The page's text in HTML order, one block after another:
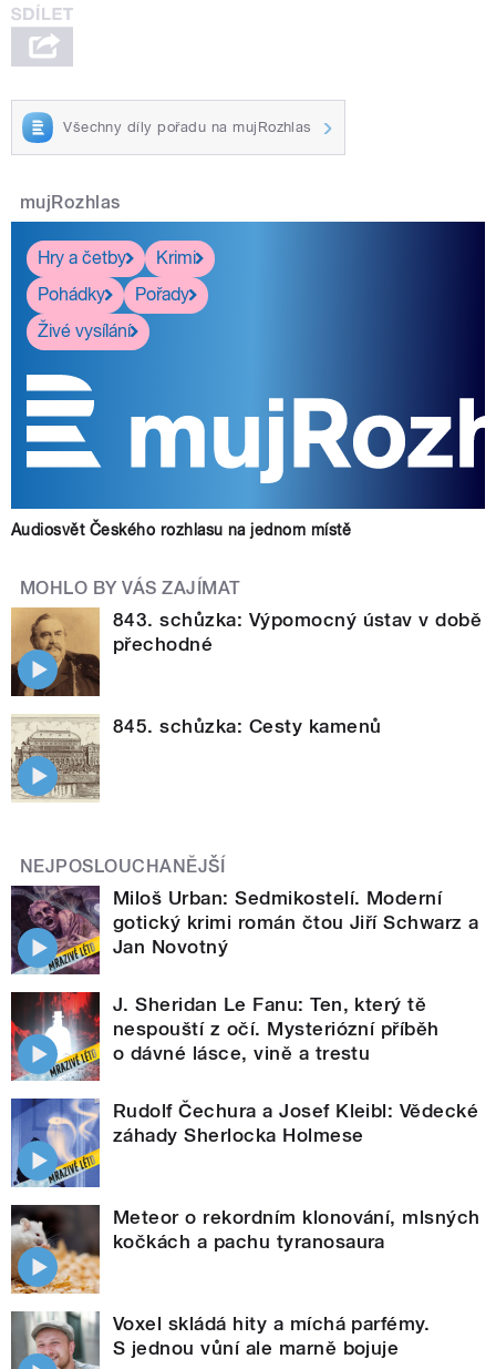
Všechny díly pořadu na mujRozhlas
mujRozhlas
Hry a četby
Krimi
Pohádky
Pořady
Živé vysílání
Audiosvět Českého rozhlasu na jednom místě
MOHLO BY VÁS ZAJÍMAT
843. schůzka: Výpomocný ústav v době
přechodné
845. schůzka: Cesty kamenů
NEJPOSLOUCHANĚJŠÍ
Miloš Urban: Sedmikostelí. Moderní
gotický krimi román čtou Jiří Schwarz a
Jan Novotný
J. Sheridan Le Fanu: Ten, který tě
nespouští z očí. Mysteriózní příběh
o dávné lásce, vině a trestu
Rudolf Čechura a Josef Kleibl: Vědecké
záhady Sherlocka Holmese
Meteor o rekordním klonování, mlsných
kočkách a pachu tyranosaura
Voxel skládá hity a míchá parfémy.
S jednou vůní ale marně bojuje